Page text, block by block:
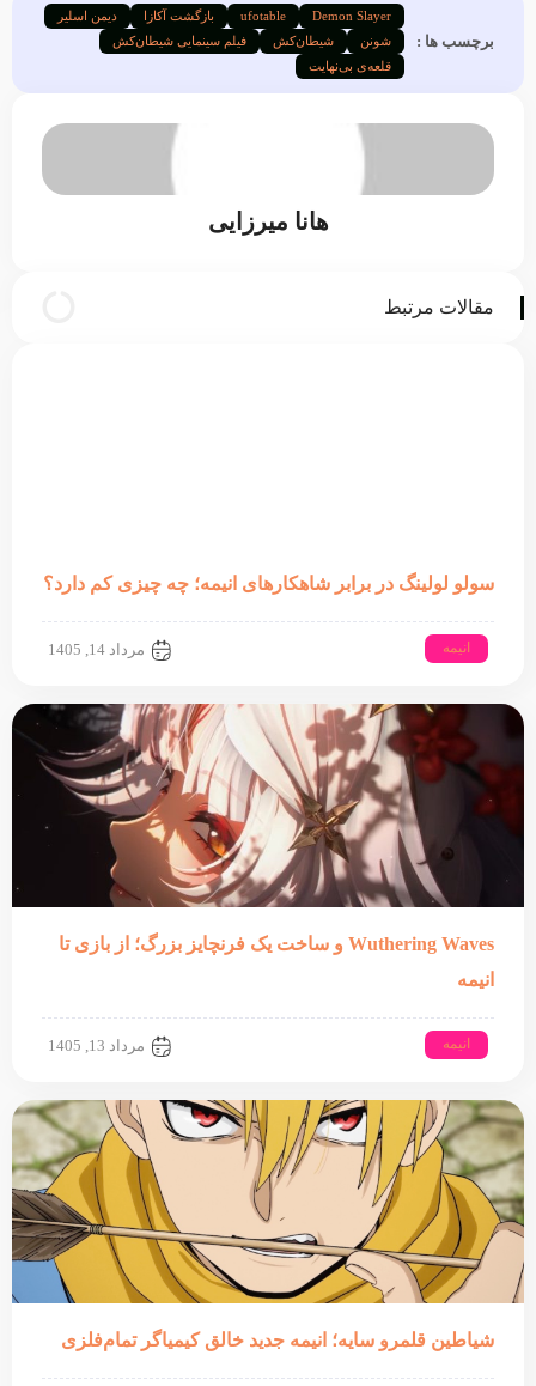
برچسب ها :
Demon Slayer
ufotable بازگشت آکازا
دیمن اسلیر
شونن
شیطان‌کش
فیلم سینمایی شیطان‌کش
قلعه‌ی بی‌نهایت
هانا میرزایی
مقالات مرتبط
سولو لولینگ در برابر شاهکارهای انیمه؛ چه چیزی کم دارد؟
انیمه مرداد 14, 1405
Wuthering Waves و ساخت یک فرنچایز بزرگ؛ از بازی تا
انیمه
انیمه مرداد 13, 1405
شیاطین قلمرو سایه؛ انیمه جدید خالق کیمیاگر تمام‌فلزی